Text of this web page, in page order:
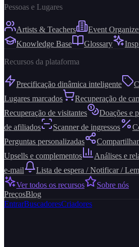
Pessoas e Lugares
Artists & Teachers Event
Knowledge Base
Glossary
Recursos da plataforma
Precificação dinâmica inteligente
Lugares marcados
Recuperação de
Recuperação de visitantes
Doações e
de afiliados
Scanner de ingressos
Perguntas personalizadas
Upsells e complementos
Análises e
e-mail
Lista de espera / Notificar /
Ver todos os recursos
Sobre nós
PreçosBlog
EntrarBuscadoresCriadores